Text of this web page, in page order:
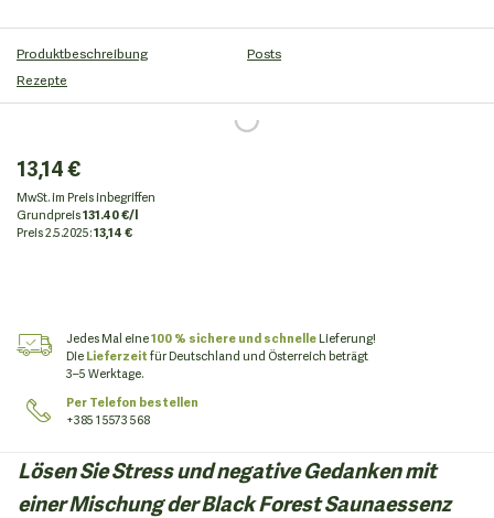
Produktbeschreibung
Posts
Rezepte
13,14 €
MwSt. im Preis inbegriffen
Grundpreis131.40 €/l
Preis2.5.2025:13,14 €
Jedes Mal eine100 % sichere und schnelleLieferung!
DieLieferzeitfür Deutschland und Österreich beträgt
3–5 Werktage.
Per Telefon bestellen
+385 1 5573 568
Lösen Sie Stress und negative Gedanken mit
einer Mischung der Black Forest Saunaessenz